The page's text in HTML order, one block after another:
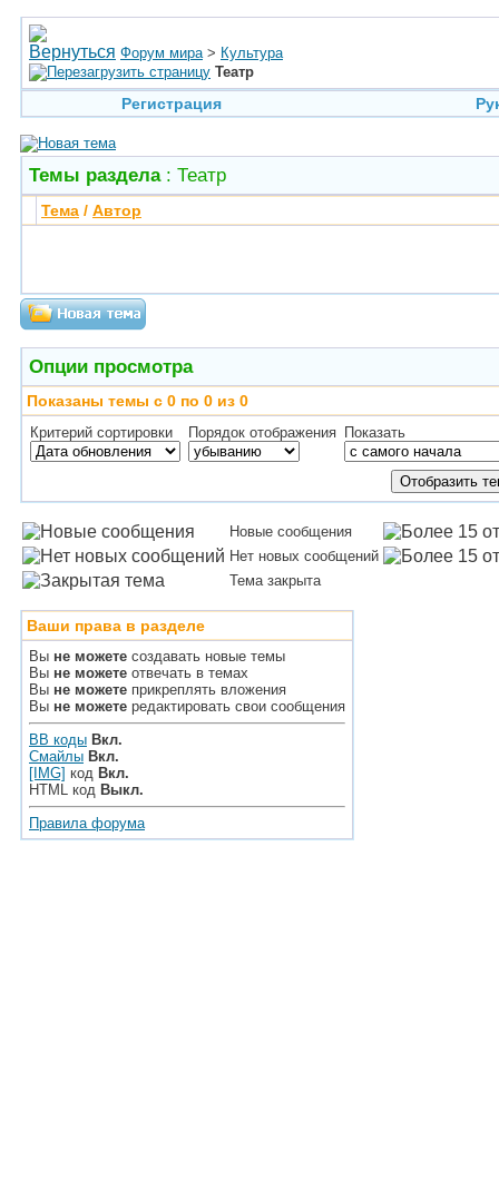
Форум мира > Культура
Театр
Регистрация
Темы раздела: Театр
Тема / Автор
Опции просмотра
Показаны темы с 0 по 0 из 0
Критерий сортировки Порядок отображения Показать
Новые сообщения
Нет новых сообщений
Тема закрыта
Ваши права в разделе
Вы не можете создавать новые темы
Вы не можете отвечать в темах
Вы не можете прикреплять вложения
Вы не можете редактировать свои сообщения
BB коды Вкл.
Смайлы Вкл.
[IMG] код Вкл.
HTML код Выкл.
Правила форума